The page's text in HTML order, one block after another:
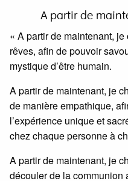
A partir de
« A partir de maintenant,
rêves, afin de pouvoir
mystique d’être humain.
A partir de maintenant, je
de manière empathique,
l’expérience unique et
chez chaque personne à
A partir de maintenant, je
découler de la communion